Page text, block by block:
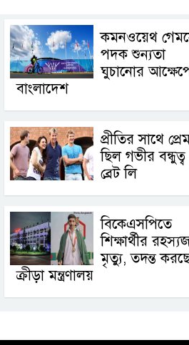
কমনওয়েথ
পদক শুন্যতা
ঘুচানোর
বাংলাদেশ
প্রীতির সাথে
ছিল গভীর বন্ধুত্ব
ব্রেট লি
বিকেএসপিতে
শিক্ষার্থীর
মৃত্যু, তদন্ত
ক্রীড়া মন্ত্রণালয়